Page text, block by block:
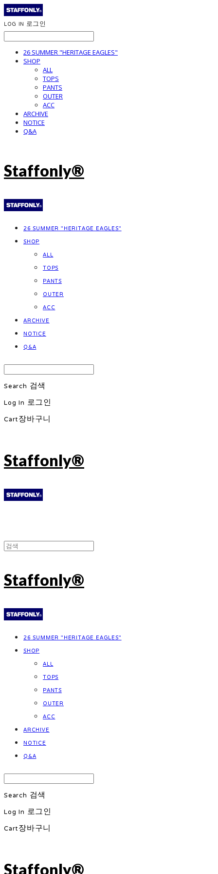
LOG IN 로그인
26 SUMMER "HERITAGE EAGLES"
SHOP
ALL
TOPS
PANTS
OUTER
ACC
ARCHIVE
NOTICE
Q&A
Staffonly®
26 SUMMER "HERITAGE EAGLES"
SHOP
ALL
TOPS
PANTS
OUTER
ACC
ARCHIVE
NOTICE
Q&A
Search 검색
Log In 로그인
Cart장바구니
Staffonly®
Staffonly®
26 SUMMER "HERITAGE EAGLES"
SHOP
ALL
TOPS
PANTS
OUTER
ACC
ARCHIVE
NOTICE
Q&A
Search 검색
Log In 로그인
Cart장바구니
Staffonly®